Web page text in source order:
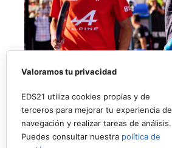
Valoramos tu privacidad
EDS21 utiliza cookies propias y de
terceros para mejorar tu experiencia de
navegación y realizar tareas de análisis.
Puedes consultar nuestra política de